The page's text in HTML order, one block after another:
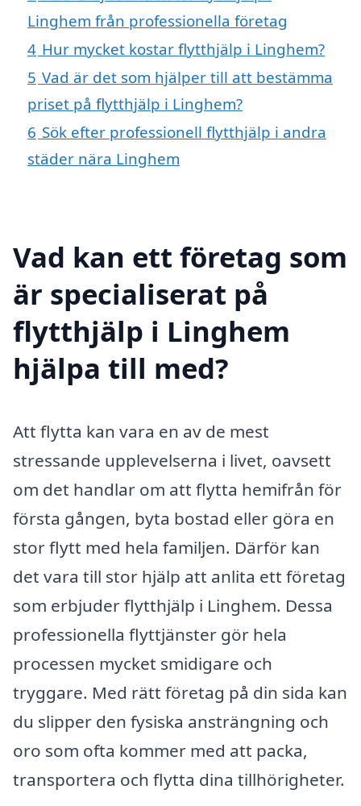
Linghem från professionella företag
4 Hur mycket kostar flytthjälp i Linghem?
5 Vad är det som hjälper till att bestämma
priset på flytthjälp i Linghem?
6 Sök efter professionell flytthjälp i andra
städer nära Linghem
Vad kan ett företag som
är specialiserat på
flytthjälp i Linghem
hjälpa till med?
Att flytta kan vara en av de mest
stressande upplevelserna i livet, oavsett
om det handlar om att flytta hemifrån för
första gången, byta bostad eller göra en
stor flytt med hela familjen. Därför kan
det vara till stor hjälp att anlita ett företag
som erbjuder flytthjälp i Linghem. Dessa
professionella flyttjänster gör hela
processen mycket smidigare och
tryggare. Med rätt företag på din sida kan
du slipper den fysiska ansträngning och
oro som ofta kommer med att packa,
transportera och flytta dina tillhörigheter.